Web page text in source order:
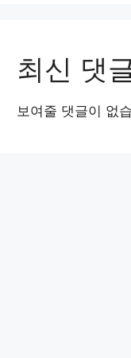
최신 댓
보여줄 댓글이 없